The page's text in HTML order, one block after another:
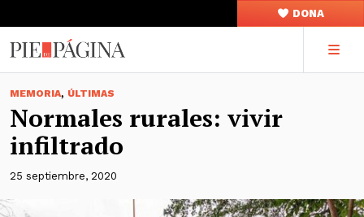
DONA
MEMORIA, ÚLTIMAS
Normales rurales: vivir
infiltrado
25 septiembre, 2020